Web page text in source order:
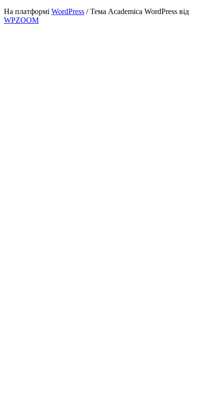
На платформі WordPress / Тема Academica WordPress від
WPZOOM